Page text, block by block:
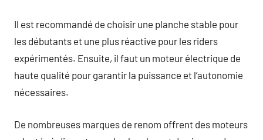
Il est recommandé de choisir une planche stable pour
les débutants et une plus réactive pour les riders
expérimentés. Ensuite, il faut un moteur électrique de
haute qualité pour garantir la puissance et l’autonomie
nécessaires.
De nombreuses marques de renom offrent des moteurs